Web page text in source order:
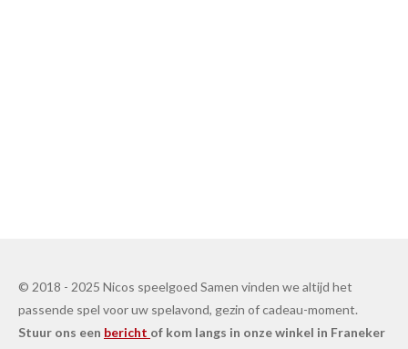
© 2018 - 2025 Nicos speelgoed Samen vinden we altijd het
passende spel voor uw spelavond, gezin of cadeau-moment.
Stuur ons een bericht of kom langs in onze winkel in Franeker